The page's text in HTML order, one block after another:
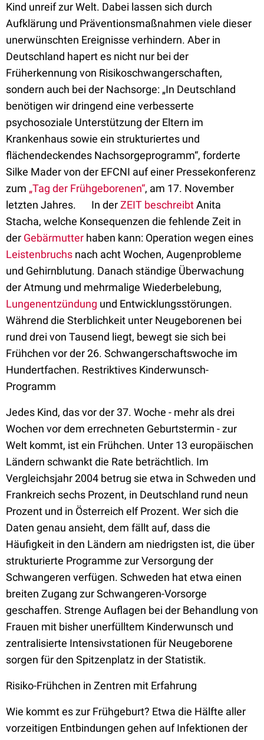
Kind unreif zur Welt. Dabei lassen sich durch
Aufklärung und Präventionsmaßnahmen viele dieser
unerwünschten Ereignisse verhindern. Aber in
Deutschland hapert es nicht nur bei der
Früherkennung von Risikoschwangerschaften,
sondern auch bei der Nachsorge: „In Deutschland
benötigen wir dringend eine verbesserte
psychosoziale Unterstützung der Eltern im
Krankenhaus sowie ein strukturiertes und
flächendeckendes Nachsorgeprogramm“, forderte
Silke Mader von der EFCNI auf einer Pressekonferenz
zum „Tag der Frühgeborenen“, am 17. November
letzten Jahres. In derZEIT beschreibtAnita
Stacha, welche Konsequenzen die fehlende Zeit in
der Gebärmutter haben kann: Operation wegen eines
Leistenbruchs nach acht Wochen, Augenprobleme
und Gehirnblutung. Danach ständige Überwachung
der Atmung und mehrmalige Wiederbelebung,
Lungenentzündung und Entwicklungsstörungen.
Während die Sterblichkeit unter Neugeborenen bei
rund drei von Tausend liegt, bewegt sie sich bei
Frühchen vor der 26. Schwangerschaftswoche im
Hundertfachen. Restriktives Kinderwunsch-
Programm
Jedes Kind, das vor der 37. Woche - mehr als drei
Wochen vor dem errechneten Geburtstermin - zur
Welt kommt, ist ein Frühchen. Unter 13 europäischen
Ländern schwankt die Rate beträchtlich. Im
Vergleichsjahr 2004 betrug sie etwa in Schweden und
Frankreich sechs Prozent, in Deutschland rund neun
Prozent und in Österreich elf Prozent. Wer sich die
Daten genau ansieht, dem fällt auf, dass die
Häufigkeit in den Ländern am niedrigsten ist, die über
strukturierte Programme zur Versorgung der
Schwangeren verfügen. Schweden hat etwa einen
breiten Zugang zur Schwangeren-Vorsorge
geschaffen. Strenge Auflagen bei der Behandlung von
Frauen mit bisher unerfülltem Kinderwunsch und
zentralisierte Intensivstationen für Neugeborene
sorgen für den Spitzenplatz in der Statistik.
Risiko-Frühchen in Zentren mit Erfahrung
Wie kommt es zur Frühgeburt? Etwa die Hälfte aller
vorzeitigen Entbindungen gehen auf Infektionen der